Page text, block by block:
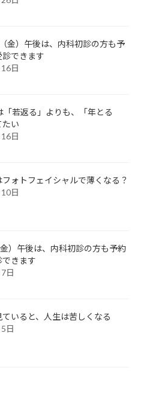
金）午後は、内科初診の方も予
できます
日
「若返る」よりも、「年とる
たい
日
ォトフェイシャルで薄くなる？
日
）午後は、内科初診の方も予約
できます
日
いると、人生は苦しくなる
日